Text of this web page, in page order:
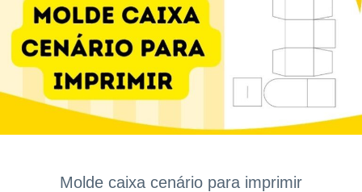
Molde caixa cenário para imprimir